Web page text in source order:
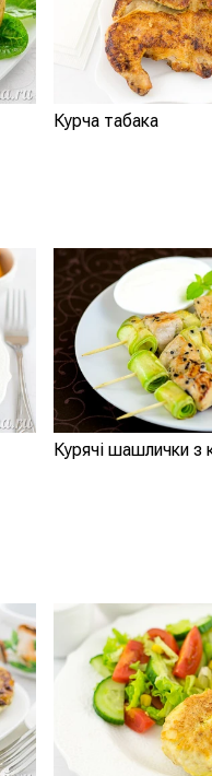
Курча табака
Курячі шашлички з